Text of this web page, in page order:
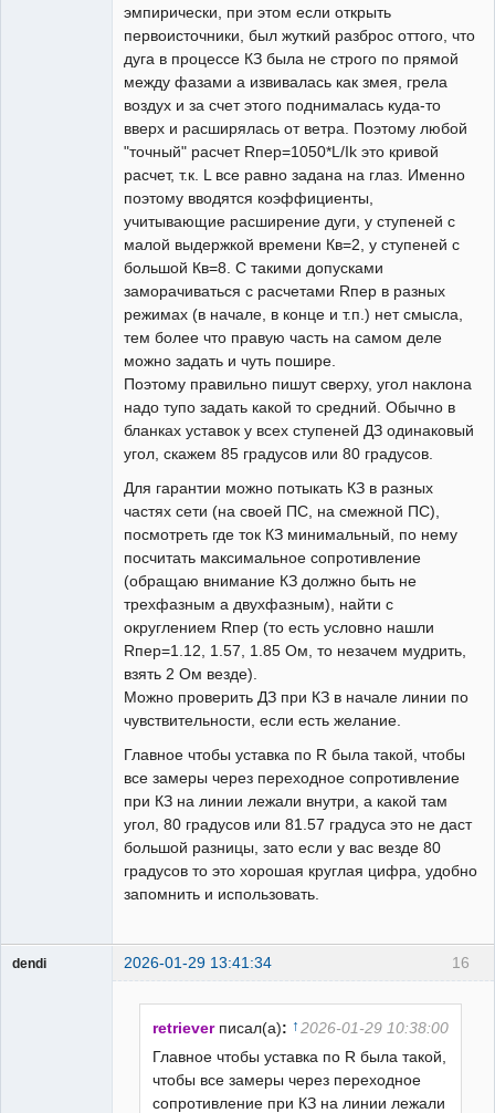
эмпирически, при этом если открыть
первоисточники, был жуткий разброс оттого, что
дуга в процессе КЗ была не строго по прямой
между фазами а извивалась как змея, грела
воздух и за счет этого поднималась куда-то
вверх и расширялась от ветра. Поэтому любой
"точный" расчет Rпер=1050*L/Ik это кривой
расчет, т.к. L все равно задана на глаз. Именно
поэтому вводятся коэффициенты,
учитывающие расширение дуги, у ступеней с
малой выдержкой времени Кв=2, у ступеней с
большой Кв=8. С такими допусками
заморачиваться с расчетами Rпер в разных
режимах (в начале, в конце и т.п.) нет смысла,
тем более что правую часть на самом деле
можно задать и чуть пошире.
Поэтому правильно пишут сверху, угол наклона
надо тупо задать какой то средний. Обычно в
бланках уставок у всех ступеней ДЗ одинаковый
угол, скажем 85 градусов или 80 градусов.
Для гарантии можно потыкать КЗ в разных
частях сети (на своей ПС, на смежной ПС),
посмотреть где ток КЗ минимальный, по нему
посчитать максимальное сопротивление
(обращаю внимание КЗ должно быть не
трехфазным а двухфазным), найти с
округлением Rпер (то есть условно нашли
Rпер=1.12, 1.57, 1.85 Ом, то незачем мудрить,
взять 2 Ом везде).
Можно проверить ДЗ при КЗ в начале линии по
чувствительности, если есть желание.
Главное чтобы уставка по R была такой, чтобы
все замеры через переходное сопротивление
при КЗ на линии лежали внутри, а какой там
угол, 80 градусов или 81.57 градуса это не даст
большой разницы, зато если у вас везде 80
градусов то это хорошая круглая цифра, удобно
запомнить и использовать.
16
dendi 2026-01-29 13:41:34
retriever писал(а): ↑ 2026-01-29 10:38:00
Главное чтобы уставка по R была такой,
чтобы все замеры через переходное
сопротивление при КЗ на линии лежали